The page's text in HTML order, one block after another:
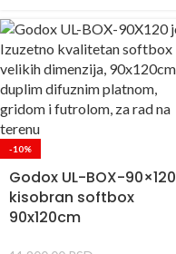
-10%
Godox UL-BOX-90×120
kisobran softbox
90x120cm